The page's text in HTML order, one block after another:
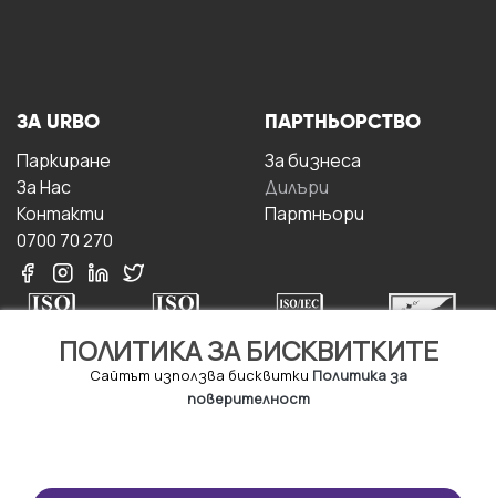
ПОЛИТИКА ЗА БИСКВИТКИТЕ
Сайтът използва бисквитки Политика за
поверителност
ЗА URBO
Паркиране
За Hас
Контакти
0700 70 270
ПАРТНЬОРСТВО
За бизнесa
Дилъри
Партньори
Правила и условия за